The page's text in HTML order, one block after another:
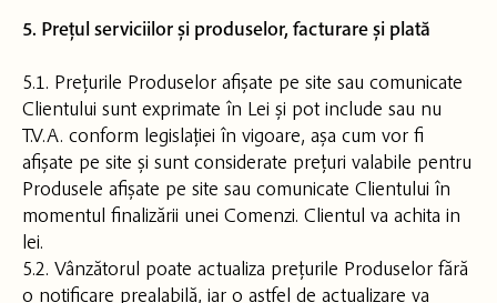
5. Prețul serviciilor și produselor, facturare și plată
5.1. Prețurile Produselor afișate pe site sau comunicate
Clientului sunt exprimate în Lei și pot include sau nu
T.V.A. conform legislației în vigoare, așa cum vor fi
afișate pe site și sunt considerate prețuri valabile pentru
Produsele afișate pe site sau comunicate Clientului în
momentul finalizării unei Comenzi. Clientul va achita in
lei.
5.2. Vânzătorul poate actualiza prețurile Produselor fără
o notificare prealabilă, iar o astfel de actualizare va